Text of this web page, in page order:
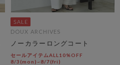
DOUX ARCHIVES
ノーカラーロングコート
セールアイテムALL10%OFF
8/3(mon)~8/7(fri)